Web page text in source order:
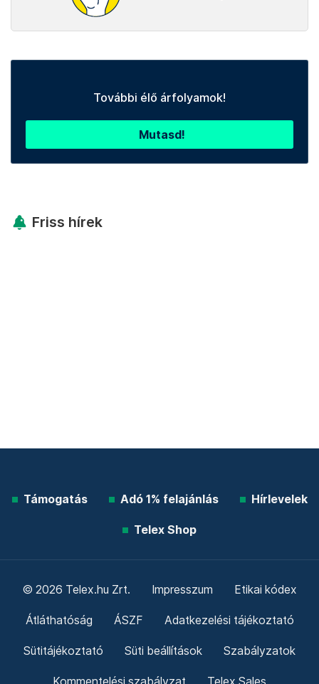
További élő árfolyamok!
Mutasd!
Friss hírek
Támogatás Adó 1% felajánlás Hírlevelek
Telex Shop
© 2026 Telex.hu Zrt. Impresszum Etikai kódex
Átláthatóság ÁSZF Adatkezelési tájékoztató
Sütitájékoztató Süti beállítások Szabályzatok